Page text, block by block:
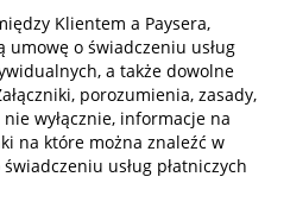
Klientem a Paysera,
o świadczeniu usług
a także dowolne
porozumienia, zasady,
wyłącznie, informacje na
na które można znaleźć w
usług płatniczych